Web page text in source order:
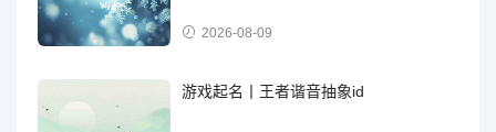
2026-08-09
游戏起名丨王者谐音抽象id